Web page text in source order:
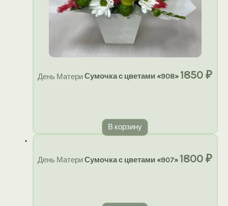
День МатериСумочка с цветами «908» 1850₽
В корзину
День МатериСумочка с цветами «907» 1800₽